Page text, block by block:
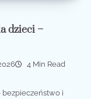
dzieci –
4 Min Read
bezpieczeństwo i